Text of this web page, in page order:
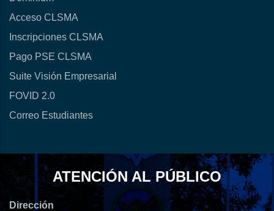
Acceso CLSMA
Inscripciones CLSMA
Pago PSE CLSMA
Suite Visión Empresarial
FOVID 2.0
Correo Estudiantes
ATENCIÓN AL PÚBLICO
Dirección